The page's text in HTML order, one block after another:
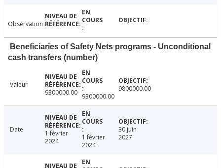
Observation
Beneficiaries of Safety Nets programs - Unconditional
cash transfers (number)
Valeur
9300000.00
9300000.00
9800000.00
Date
1 février
2024
1 février
2024
30 juin
2027